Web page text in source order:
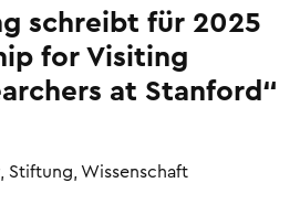
schreibt für 2025
for Visiting
at Stanford“
Stiftung, Wissenschaft